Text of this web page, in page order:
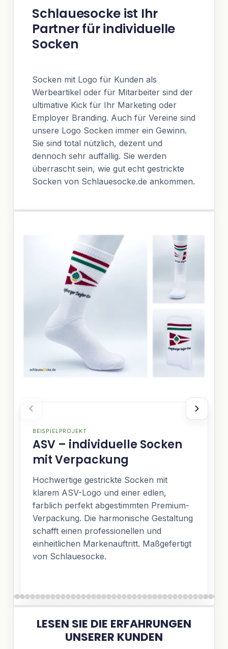
Schlauesocke ist Ihr
Partner für individuelle
Socken
Socken mit Logo für Kunden als
Werbeartikel oder für Mitarbeiter sind der
ultimative Kick für Ihr Marketing oder
Employer Branding. Auch für Vereine sind
unsere Logo Socken immer ein Gewinn.
Sie sind total nützlich, dezent und
dennoch sehr auffällig. Sie werden
überrascht sein, wie gut echt gestrickte
Socken von Schlauesocke.de ankommen.
BEISPIELPROJEKT
ASV – individuelle Socken
mit Verpackung
Hochwertige gestrickte Socken mit
klarem ASV-Logo und einer edlen,
farblich perfekt abgestimmten Premium-
Verpackung. Die harmonische Gestaltung
schafft einen professionellen und
einheitlichen Markenauftritt. Maßgefertigt
von Schlauesocke.
LESEN SIE DIE ERFAHRUNGEN
UNSERER KUNDEN